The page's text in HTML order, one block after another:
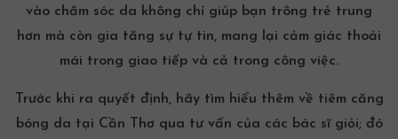
vào chăm sóc da không chỉ giúp bạn trông trẻ trung
hơn mà còn gia tăng sự tự tin, mang lại cảm giác thoải
mái trong giao tiếp và cả trong công việc.
Trước khi ra quyết định, hãy tìm hiểu thêm về tiêm căng
bóng da tại Cần Thơqua tư vấn của các bác sĩ giỏi; đó